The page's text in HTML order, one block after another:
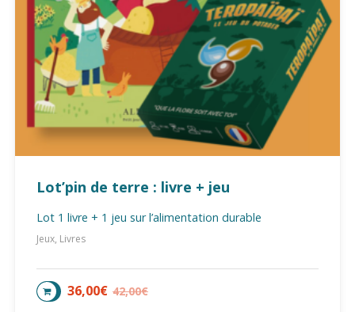
Lot’pin de terre : livre + jeu
Lot 1 livre + 1 jeu sur l’alimentation durable
Jeux, Livres
42,00€
36,00€
AJOUTER AU PANIER